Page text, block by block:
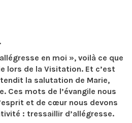
en moi », voilà ce que
lors de la Visitation. Et c’est
la salutation de Marie,
Ces mots de l’évangile nous
et de cœur nous devons
: tressaillir d’allégresse.